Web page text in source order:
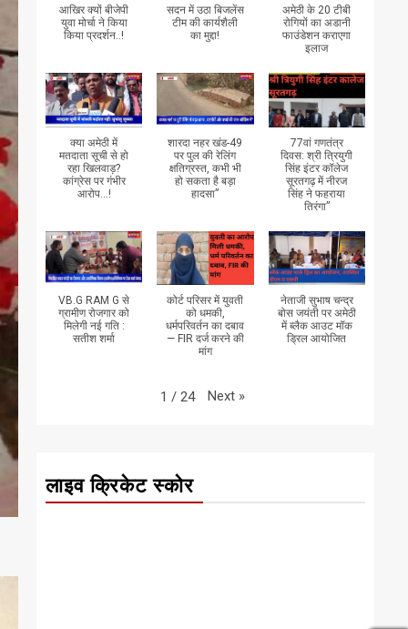
आखिर क्यों बीजेपी
युवा मोर्चा ने किया
किया प्रदर्शन..!
सदन में उठा बिजलेंस
टीम की कार्यशैली
का मुद्दा!
अमेठी के 20 टीबी
रोगियों का अडानी
फाउंडेशन कराएगा
इलाज
क्या अमेठी में
मतदाता सूची से हो
रहा खिलवाड़?
कांग्रेस पर गंभीर
आरोप...!
शारदा नहर खंड-49
पर पुल की रेलिंग
क्षतिग्रस्त, कभी भी
हो सकता है बड़ा
हादसा”
77वां गणतंत्र
दिवस: श्री त्रियुगी
सिंह इंटर कॉलेज
सूरतगढ़ में नीरज
सिंह ने फहराया
तिरंगा”
VB.G RAM G से
ग्रामीण रोजगार को
मिलेगी नई गति :
सतीश शर्मा
कोर्ट परिसर में युवती
को धमकी,
धर्मपरिवर्तन का दबाव
— FIR दर्ज करने की
मांग
नेताजी सुभाष चन्द्र
बोस जयंती पर अमेठी
में ब्लैक आउट मॉक
ड्रिल आयोजित
1 / 24 Next »
लाइव क्रिकेट स्कोर